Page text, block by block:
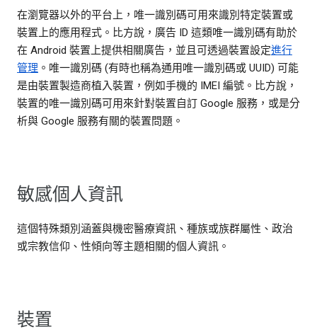
在瀏覽器以外的平台上，唯一識別碼可用來識別特定裝置或
裝置上的應用程式。比方說，廣告 ID 這類唯一識別碼有助於
在 Android 裝置上提供相關廣告，並且可透過裝置設定進行
管理 。唯一識別碼 (有時也稱為通用唯一識別碼或 UUID) 可能
是由裝置製造商植入裝置，例如手機的 IMEI 編號。比方說，
裝置的唯一識別碼可用來針對裝置自訂 Google 服務，或是分
析與 Google 服務有關的裝置問題。
敏感個人資訊
這個特殊類別涵蓋與機密醫療資訊、種族或族群屬性、政治
或宗教信仰、性傾向等主題相關的個人資訊。
裝置